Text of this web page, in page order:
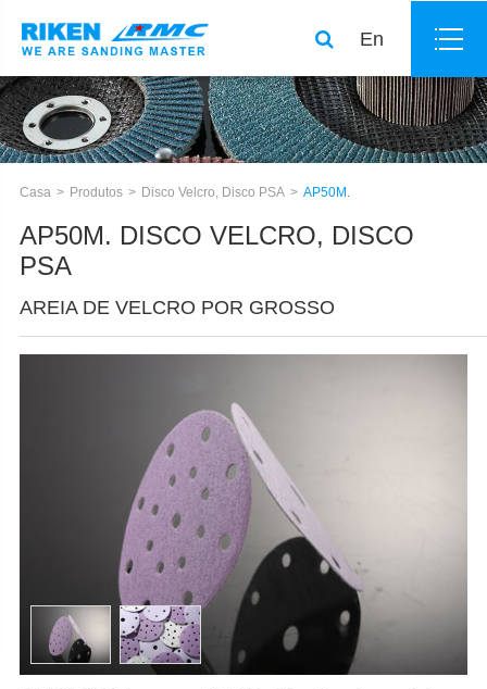
En
Casa Produtos Disco Velcro, Disco PSA AP50M.
AP50M. DISCO VELCRO, DISCO
PSA
AREIA DE VELCRO POR GROSSO